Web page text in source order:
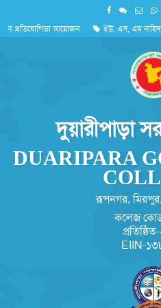
প্রতিযোগিতা আয়োজন ইউ, এস, এম
দুয়ারীপাড়া
DUARIPARA
রূপনগর,
কলেজ
EIIN-